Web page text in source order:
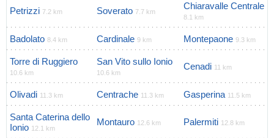
Petrizzi 7.2 km Soverato 7.7 km
Chiaravalle Centrale
8.1 km
Badolato 8.4 km Cardinale 9 km Montepaone 9.3 km
Torre di Ruggiero
10.6 km
San Vito sullo Ionio
10.6 km
Cenadi 11 km
Olivadi 11.3 km Centrache 11.3 km Gasperina 11.5 km
Santa Caterina dello
Ionio 12.1 km
Montauro 12.6 km Palermiti 12.8 km